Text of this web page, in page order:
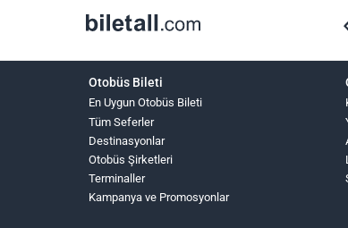
Otobüs Bileti
En Uygun Otobüs Bileti
Tüm Seferler
Destinasyonlar
Otobüs Şirketleri
Terminaller
Kampanya ve Promosyonlar